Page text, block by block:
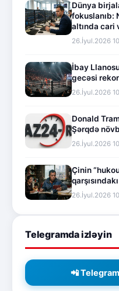
Dünya
fokuslanıb:
altında cari
26.İyul.2026
İbay
gecəsi
26.İyul.2026
Donald
Şərqdə
26.İyul.2026
Çinin
26.İyul.2026
Telegramda izləyin
📲